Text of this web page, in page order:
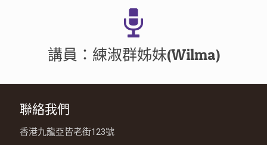
講員：練淑群姊妹(Wilma)
聯絡我們
香港九龍亞皆老街123號